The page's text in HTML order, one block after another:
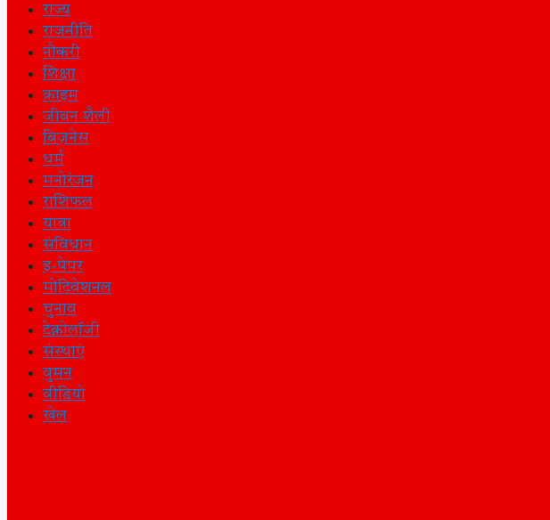
राज्य
राजनीति
नौकरी
शिक्षा
क्राइम
जीवन शैली
बिज़नेस
धर्म
मनोरंजन
राशिफल
यात्रा
संविधान
इ-पेपर
मोटिवेशनल
चुनाव
टेक्नोलॉजी
संस्थाएं
वुमन
वीडियो
खेल